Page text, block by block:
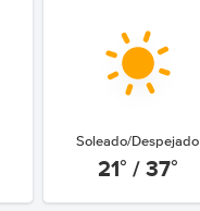
Soleado/Despejado
21° / 37°